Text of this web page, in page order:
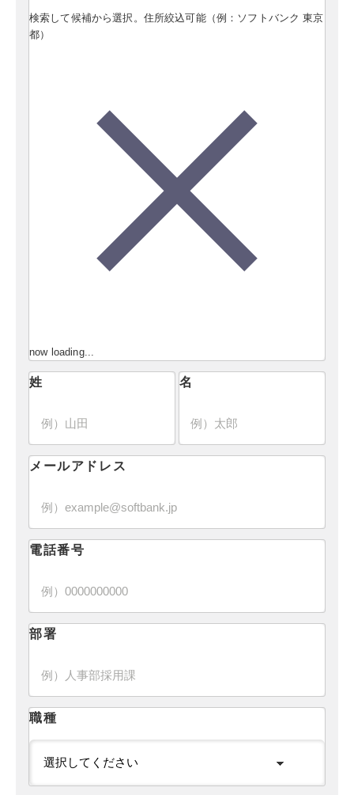
検索して候補から選択。住所絞込可能（例：ソフトバンク 東京
都）
now loading...
姓 名
メールアドレス
電話番号
部署
職種